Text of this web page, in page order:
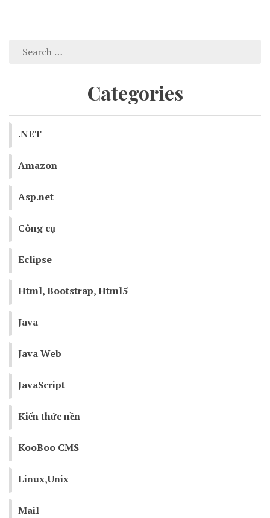
Categories
.NET
Amazon
Asp.net
Công cụ
Eclipse
Html, Bootstrap, Html5
Java
Java Web
JavaScript
Kiến thức nền
KooBoo CMS
Linux,Unix
Mail